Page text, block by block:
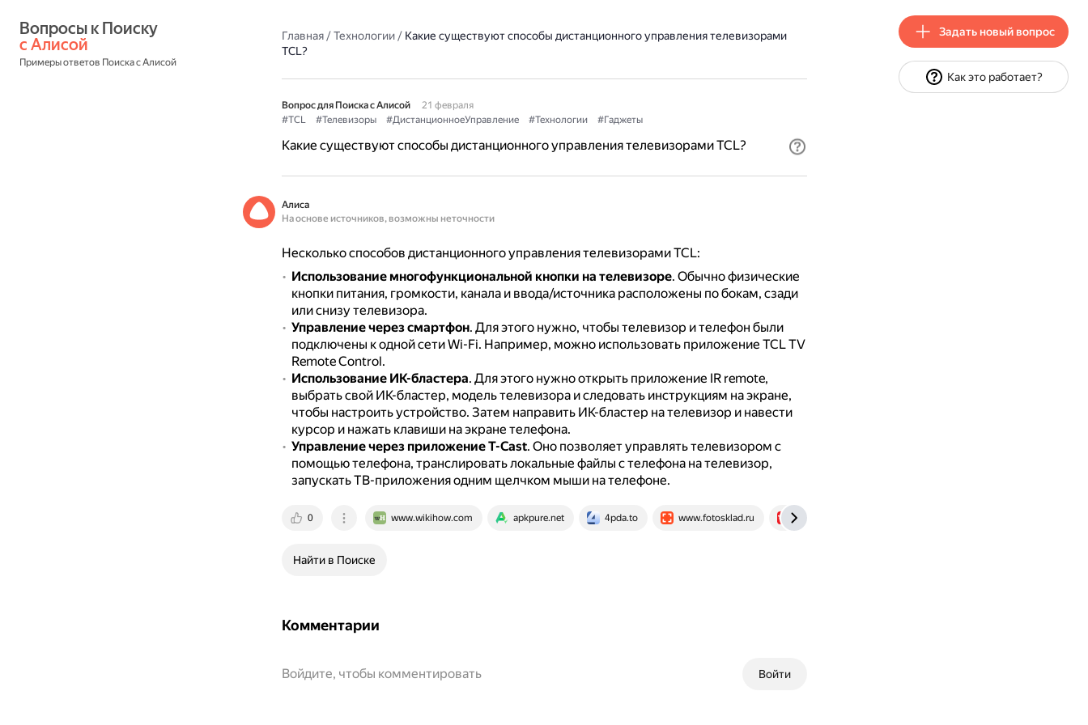
с Алисой
Примеры ответов Поиска с Алисой
Главная/Технологии/ Какие существуют способы дистанционного управления телевизорами
TCL?
Вопрос для Поиска с Алисой
21 февраля
#TCL
#Телевизоры #ДистанционноеУправление #Технологии #Гаджеты
Какие существуют способы дистанционного управления телевизорами TCL?
Алиса
На основе источников, возможны неточности
Несколько способов дистанционного управления телевизорами TCL:
Использование многофункциональной кнопки на телевизоре. Обычно физические
кнопки питания, громкости, канала и ввода/источника расположены по бокам, сзади
или снизу телевизора.
Управление через смартфон. Для этого нужно, чтобы телевизор и телефон были
подключены к одной сети Wi-Fi. Например, можно использовать приложение TCL TV
Remote Control.
Использование ИК-бластера. Для этого нужно открыть приложение IR remote,
выбрать свой ИК-бластер, модель телевизора и следовать инструкциям на экране,
чтобы настроить устройство. Затем направить ИК-бластер на телевизор и навести
курсор и нажать клавиши на экране телефона.
Управление через приложение T-Cast. Оно позволяет управлять телевизором с
помощью телефона, транслировать локальные файлы с телефона на телевизор,
запускать ТВ-приложения одним щелчком мыши на телефоне.
0 www.wikihow.com apkpure.net 4pda.to www.fotosklad.ru support.tcl.com
Найти в Поиске
Комментарии
Войти
Войдите, чтобы комментировать
Задать новый вопрос
Как это работает?